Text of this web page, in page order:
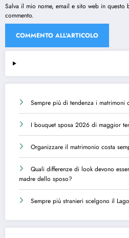
Salva il mio nome, email e sito web in questo
commento.
Sempre più di tendenza i matrimoni
I bouquet sposa 2026 di maggior
Organizzare il matrimonio costa
Quali differenze di look devono
madre dello sposo?
Sempre più stranieri scelgono il